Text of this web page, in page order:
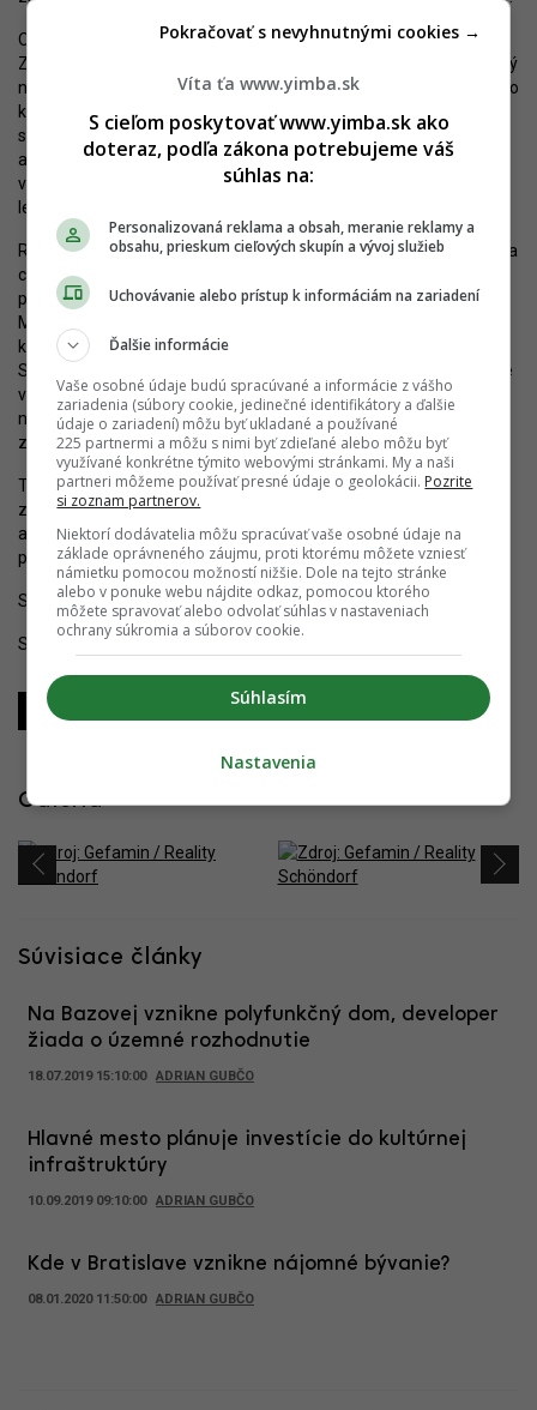
Otázkou zostáva ďalší rozvoj bloku medzi Karadžičovou,
Záhradníckou, Svätoplukovou a Koceľovou, ktorý ostáva rozdelený
na väčší počet vlastníkov. Za ideálny scenár by som považoval jeho
kompletné skúpenie silným a solídnym developerom, spojené
s asanáciou väčšiny objektov s výnimkou dvoch novostavieb,
a následné vybudovanie veľkého, komplexného developmentu po
vzore
aleboZwirnu. To však nateraz ostáva
len v rovine úvah.
Realizácia známych aj očakávaných zámerov by zásadne zmenila
charakter územia, ktoré sa môže z dnešného zlého stavu
premeniť na jednu z populárnych častí mesta. Od nového sídla
MIBu sa napríklad očakáva vznik atraktívnej a prístupnej budovy,
ktorej súčasťou bude interaktívne Centrum rozvoja mesta.
Sprístupniť sa má aj AMB, kým mestský nájomný dom bude určite
výsledkom architektonickej súťaže. V areáli sa dnes navyše
nachádzajú industriálne objekty, ktoré sa pravdepodobne
zachovajú a zrekonštruujú.
Táto lokalita je ideálnym miestom pre novú hustú mestskú
zástavbu, ktorá prinesie nové funkcie a zlepší priechodnosť
a kontinuitu územia. Jej transformácia by mala byť maximálne
podporovaná.
Sledujte YIM.BA na Instagrame
Sledujte YIM.BA na
Zdieľať
Galéria
Súvisiace články
Na Bazovej vznikne polyfunkčný dom, developer
žiada o územné rozhodnutie
18.07.2019 15:10:00 ADRIAN GUBČO
Hlavné mesto plánuje investície do kultúrnej
infraštruktúry
10.09.2019 09:10:00 ADRIAN GUBČO
Kde v Bratislave vznikne nájomné bývanie?
08.01.2020 11:50:00 ADRIAN GUBČO
Víta ťa www.yimba.sk
S cieľom poskytovať www.yimba.sk ako
doteraz, podľa zákona potrebujeme váš
súhlas na:
Personalizovaná reklama a obsah, meranie reklamy a
obsahu, prieskum cieľových skupín a vývoj služieb
Uchovávanie alebo prístup k informáciám na zariadení
Ďalšie informácie
Vaše osobné údaje budú spracúvané a informácie z vášho
zariadenia (súbory cookie, jedinečné identifikátory a ďalšie
údaje o zariadení) môžu byť ukladané a používané
225 partnermi a môžu s nimi byť zdieľané alebo môžu byť
využívané konkrétne týmito webovými stránkami. My a naši
partneri môžeme používať presné údaje o geolokácii. Pozrite
si zoznam partnerov.
Niektorí dodávatelia môžu spracúvať vaše osobné údaje na
základe oprávneného záujmu, proti ktorému môžete vzniesť
námietku pomocou možností nižšie. Dole na tejto stránke
alebo v ponuke webu nájdite odkaz, pomocou ktorého
môžete spravovať alebo odvolať súhlas v nastaveniach
ochrany súkromia a súborov cookie.
Súhlasím
Pokračovať s nevyhnutnými cookies →
Nastavenia